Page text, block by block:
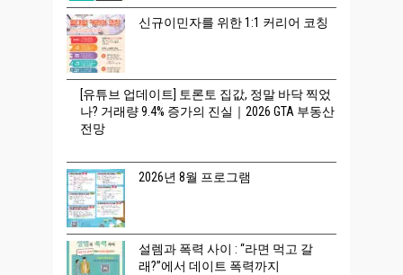
신규이민자를 위한 1:1 커리어 코칭
[유튜브 업데이트] 토론토 집값, 정말 바닥 찍었
나? 거래량 9.4% 증가의 진실｜2026 GTA 부동산
전망
2026년 8월 프로그램
설렘과 폭력 사이 : “라면 먹고 갈
래?”에서 데이트 폭력까지